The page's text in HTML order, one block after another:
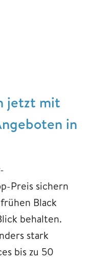
jetzt mit
in
Preis sichern
Black
behalten.
stark
bis zu 50